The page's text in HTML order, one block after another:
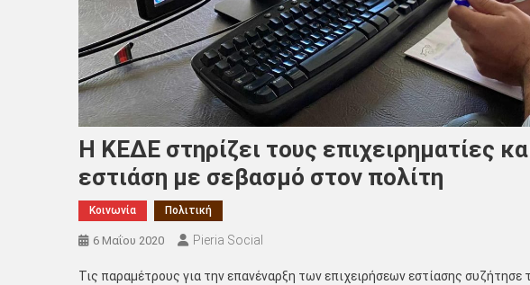
Η ΚΕΔΕ στηρίζει τους επιχειρηματίες
εστιάση με σεβασμό στον πολίτη
Κοινωνία Πολιτική
6 Μαΐου 2020 Pieria Social
Τις παραμέτρους για την επανέναρξη των επιχειρήσεων εστίασης